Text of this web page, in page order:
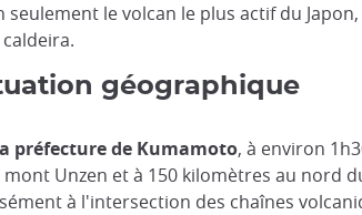
le volcan le plus actif du
géographique
préfecture de Kumamoto, à environ
Unzen et à 150 kilomètres au nord
à l'intersection des chaînes